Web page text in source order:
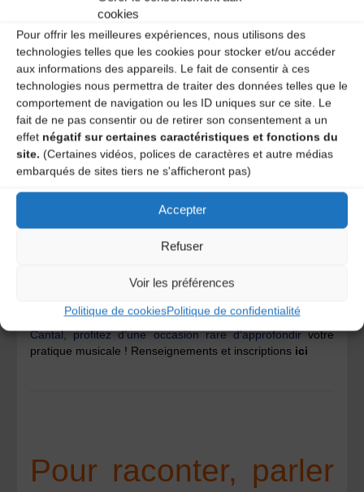
cookies
Pour offrir les meilleures expériences, nous utilisons des
technologies telles que les cookies pour stocker et/ou accéder
aux informations des appareils. Le fait de consentir à ces
technologies nous permettra de traiter des données telles que le
comportement de navigation ou les ID uniques sur ce site. Le
fait de ne pas consentir ou de retirer son consentement a un
effet négatif sur certaines caractéristiques et fonctions du
site. (Certaines vidéos, polices de caractères et autre médias
embarqués de sites tiers ne s'afficheront pas)
Accepter
Refuser
Voir les préférences
Politique de cookiesPolitique de confidentialité
l’histoire des costumes traditionnels… Renseignements et
inscriptionsici
L’association Cantalienne « ASPECT » propose cette
Jean-François Vrod et Alain Bruel, sur des techniques
le cadre duFalgoux, village perché sur les monts du
Cantal, profitez d’une occasion rare d’approfondirvotre
pratique musicale ! Renseignements et inscriptions ici
Pour raconter, parler